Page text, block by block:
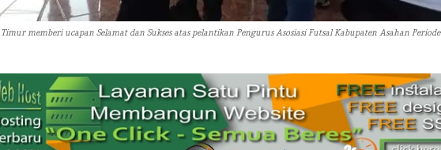
memberi ucapan Selamat dan Sukses atas pelantikan Pengurus Asosiasi Futsal Kabupaten Asahan Periode